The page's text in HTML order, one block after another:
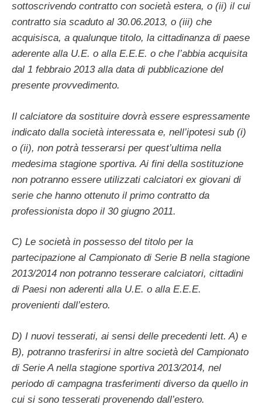
sottoscrivendo contratto con società estera, o (ii) il cui
contratto sia scaduto al 30.06.2013, o (iii) che
acquisisca, a qualunque titolo, la cittadinanza di paese
aderente alla U.E. o alla E.E.E. o che l’abbia acquisita
dal 1 febbraio 2013 alla data di pubblicazione del
presente provvedimento.
Il calciatore da sostituire dovrà essere espressamente
indicato dalla società interessata e, nell’ipotesi sub (i)
o (ii), non potrà tesserarsi per quest’ultima nella
medesima stagione sportiva. Ai fini della sostituzione
non potranno essere utilizzati calciatori ex giovani di
serie che hanno ottenuto il primo contratto da
professionista dopo il 30 giugno 2011.
C) Le società in possesso del titolo per la
partecipazione al Campionato di Serie B nella stagione
2013/2014 non potranno tesserare calciatori, cittadini
di Paesi non aderenti alla U.E. o alla E.E.E.
provenienti dall’estero.
D) I nuovi tesserati, ai sensi delle precedenti lett. A) e
B), potranno trasferirsi in altre società del Campionato
di Serie A nella stagione sportiva 2013/2014, nel
periodo di campagna trasferimenti diverso da quello in
cui si sono tesserati provenendo dall’estero.